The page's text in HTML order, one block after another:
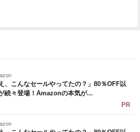
え、こんなセールやってたの？」80％OFF以
続々登場！Amazonの本気が...
PR